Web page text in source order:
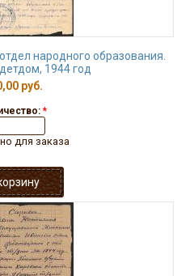
народного образования.
1944 год
руб.
*
для заказа